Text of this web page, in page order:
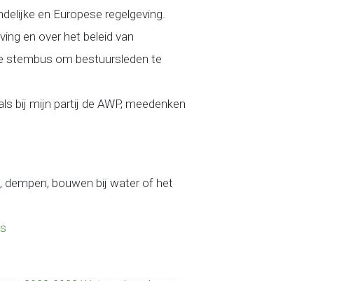
en Europese regelgeving.
en over het beleid van
stembus om bestuursleden te
bij mijn partij de AWP, meedenken
dempen, bouwen bij water of het